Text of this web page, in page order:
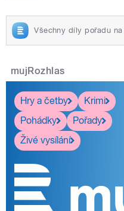
Všechny díly pořadu na
mujRozhlas
Hry a četby
Krimi
Pohádky
Pořady
Živé vysílání